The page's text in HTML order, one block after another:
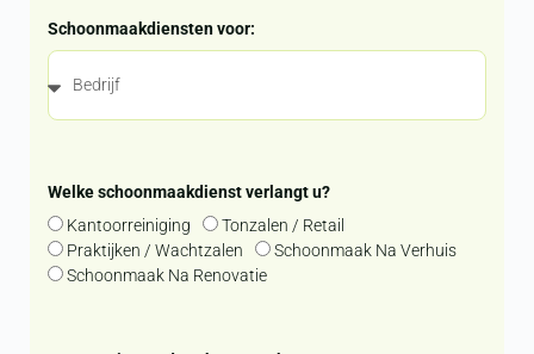
Schoonmaakdiensten voor:
Welke schoonmaakdienst verlangt u?
Kantoorreiniging
Tonzalen / Retail
Praktijken / Wachtzalen
Schoonmaak Na Verhuis
Schoonmaak Na Renovatie